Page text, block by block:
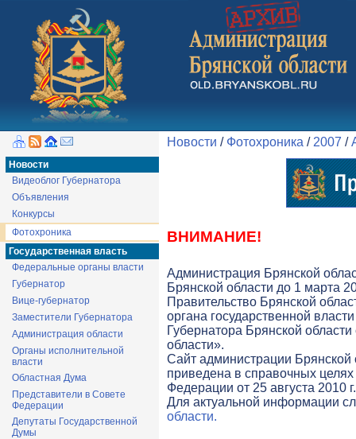
Новости
Видеоблог Губернатора
Объявления
Конкурсы
Фотохроника
Государственная власть
Федеральные органы власти
Губернатор
Вице-губернатор
Заместители Губернатора
Администрация области
Органы исполнительной
власти
Областная Дума
Представители в Совете
Федерации
Депутаты Государственной
Думы
Новости / Фотохроника / 2007 /
ВНИМАНИЕ!
Администрация Брянской
Брянской области до 1 марта
Правительство Брянской
органа государственной
Губернатора Брянской
области».
Cайт администрации
приведена в справочных целях
Федерации от 25 августа 2010
Для актуальной информации
области.